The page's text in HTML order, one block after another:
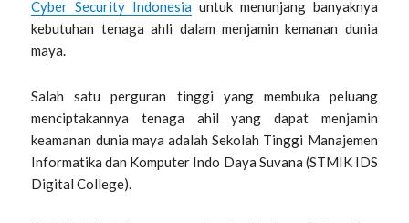
Cyber Security Indonesia untuk menunjang banyaknya
kebutuhan tenaga ahli dalam menjamin kemanan dunia
maya.
Salah satu perguran tinggi yang membuka peluang
menciptakannya tenaga ahil yang dapat menjamin
keamanan dunia maya adalahSekolah Tinggi Manajemen
Informatika dan Komputer Indo Daya Suvana (STMIK IDS
Digital College).